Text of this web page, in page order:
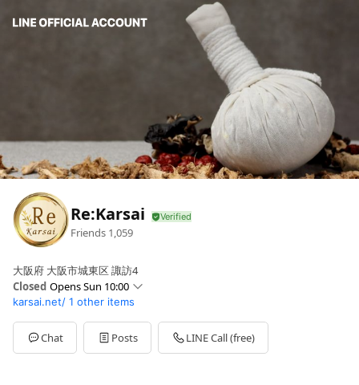
Re:Karsai
Friends 1,059
大阪府 大阪市城東区 諏訪4
Closed Opens Sun 10:00
Sun10:00 - 22:00
Mon10:00 - 22:00
Tue10:00 - 22:00
Wed10:00 - 22:00
karsai.net/ 1 other items
Chat Posts LINE Call (free)